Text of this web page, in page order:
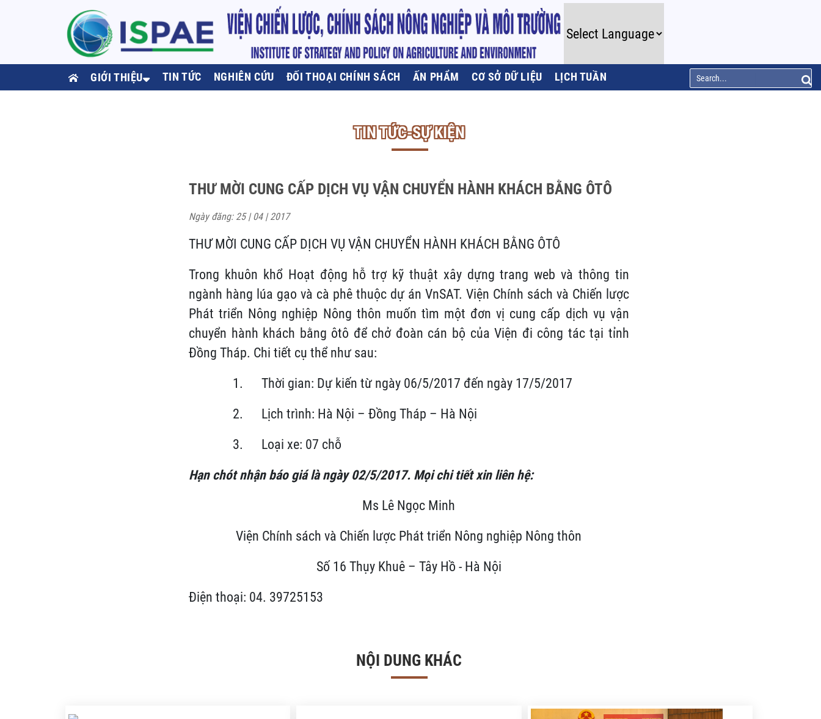
GIỚI THIỆU TIN TỨC NGHIÊN CỨU ĐỐI THOẠI CHÍNH SÁCH ẤN PHẨM CƠ SỞ DỮ LIỆU LỊCH TUẦN
TIN TỨC-SỰ KIỆN
THƯ MỜI CUNG CẤP DỊCH VỤ VẬN CHUYỂN HÀNH KHÁCH BẰNG ÔTÔ
Ngày đăng: 25 | 04 | 2017
THƯ MỜI CUNG CẤP DỊCH VỤ VẬN CHUYỂN HÀNH KHÁCH BẰNG ÔTÔ
Trong khuôn khổ Hoạt động hỗ trợ kỹ thuật xây dựng trang web và thông tin
ngành hàng lúa gạo và cà phê thuộc dự án VnSAT. Viện Chính sách và Chiến lược
Phát triển Nông nghiệp Nông thôn muốn tìm một đơn vị cung cấp dịch vụ vận
chuyển hành khách bằng ôtô để chở đoàn cán bộ của Viện đi công tác tại tỉnh
Đồng Tháp. Chi tiết cụ thể như sau:
1. Thời gian: Dự kiến từ ngày 06/5/2017 đến ngày 17/5/2017
2. Lịch trình: Hà Nội – Đồng Tháp – Hà Nội
3. Loại xe: 07 chỗ
Hạn chót nhận báo giá là ngày 02/5/2017. Mọi chi tiết xin liên hệ:
Ms Lê Ngọc Minh
Viện Chính sách và Chiến lược Phát triển Nông nghiệp Nông thôn
Số 16 Thụy Khuê – Tây Hồ - Hà Nội
Điện thoại: 04. 39725153
NỘI DUNG KHÁC